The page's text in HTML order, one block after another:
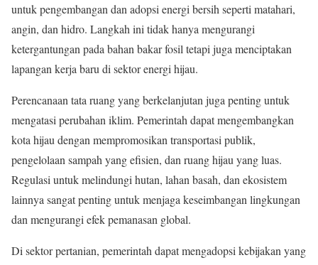
untuk pengembangan dan adopsi energi bersih seperti matahari,
angin, dan hidro. Langkah ini tidak hanya mengurangi
ketergantungan pada bahan bakar fosil tetapi juga menciptakan
lapangan kerja baru di sektor energi hijau.
Perencanaan tata ruang yang berkelanjutan juga penting untuk
mengatasi perubahan iklim. Pemerintah dapat mengembangkan
kota hijau dengan mempromosikan transportasi publik,
pengelolaan sampah yang efisien, dan ruang hijau yang luas.
Regulasi untuk melindungi hutan, lahan basah, dan ekosistem
lainnya sangat penting untuk menjaga keseimbangan lingkungan
dan mengurangi efek pemanasan global.
Di sektor pertanian, pemerintah dapat mengadopsi kebijakan yang